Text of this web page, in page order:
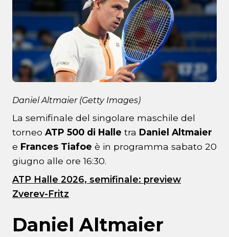
Daniel Altmaier (Getty Images)
La semifinale del singolare maschile del
torneo ATP 500 di Halle tra Daniel Altmaier
e Frances Tiafoe è in programma sabato 20
giugno alle ore 16:30.
ATP Halle 2026, semifinale: preview
Zverev-Fritz
Daniel Altmaier